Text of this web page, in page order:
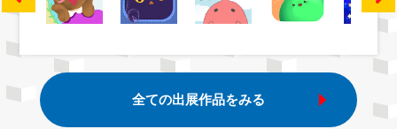
全ての出展作品をみる